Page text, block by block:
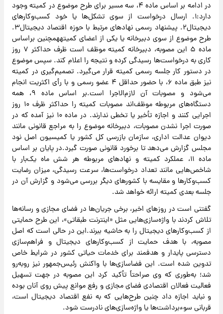
در ادامه بر اساس ماده ۴، سه مسیر برای طرح موضوع در کمیته وجود
دارد:۱. ارسال درخواست از سوی تشکل‌ها یا خود کسب‌وکارهای
دیجیتال۲. پیشنهاد رسمی نهادهای مرتبط با حوزه اقتصاد دیجیتال۳.
طرح موضوع از سوی دبیرخانه یا یکی از اعضای کمیتههمچنین براساس
ماده ۵ این مصوبه، دبیرخانه کمیته موظف است ظرف حداکثر ۷ روز
کاری به درخواست‌ها رسیدگی کرده و نتیجه را اعلام کند. سپس موضوع
در دستور کار جلسه رسمی کمیته قرار می‌گیرد. تصمیم‌گیری در کمیته
نیز طبق ماده ۶، با حضور حداقل ۴ عضو رسمی و با رأی اکثریت انجام
می‌شود و مصوبات آن لازم‌الاجرا است.بر اساس ماده ۹، همه
دستگاه‌های مربوطه موظف‌اند مصوبات کمیته را حداکثر ظرف ۱۰ روز
اجرایی کنند و اجازه تأخیر یا تخطی ندارند. در ماده ۱۰ نیز آمده که در
صورت اجرا نشدن مصوبات، دبیرخانه موضوع را به مراجع قانونی مانند
دیوان عدالت اداری، سازمان بازرسی کل کشور یا کمیسیون اصل نود
مجلس گزارش می‌دهد تا برخورد قانونی صورت گیرد.در پایان بر اساس
ماده ۱۱، عملکرد کمیته و نهادهای مربوطه هر شش ماه یک‌بار با
شاخص‌هایی مانند تعداد درخواست‌ها، سرعت رسیدگی، میزان رضایت
کسب‌وکارها و مقایسه با کشورهای دیگر بررسی می‌شود و گزارش آن در
جلسه بعدی کمیته ارائه خواهد شد.
گفتنی است در روزهای اخیر، برخی جریان‌ها در فضای مجازی و رسانه‌ها
تلاش کردند با واژه‌سازی‌هایی مثل «اینترنت طبقاتی»، این طرح حمایتی
از کسب‌وکارهای دیجیتال را به حاشیه ببرند.این در حالی است که اصل
مصوبه، با هدف حمایت از کسب‌وکارهای دیجیتال و فراهم‌سازی
دسترسی پایدار و هدفمند برای خدمات حیاتی کشور در شرایط خاص
تدوین شده است. این فضاسازی‌ها با واکنش رئیس‌جمهور نیز روبه‌رو
شد؛ به‌طوری که وی صراحتاً تأکید کرد این مصوبه در جهت تسهیل
فعالیت فعالان اقتصادی فضای مجازی و رفع موانع پیش روی آنان بوده
و نباید اجازه داد چنین طرح‌هایی که به نفع اقتصاد دیجیتال است،
قربانی سوءبرداشت‌ها یا واژه‌سازی‌های نادرست شود.